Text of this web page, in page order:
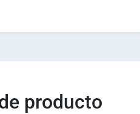
producto